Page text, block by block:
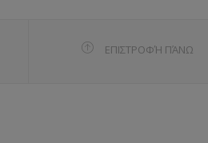
ΕΠΙΣΤΡΟΦΉ ΠΆΝΩ